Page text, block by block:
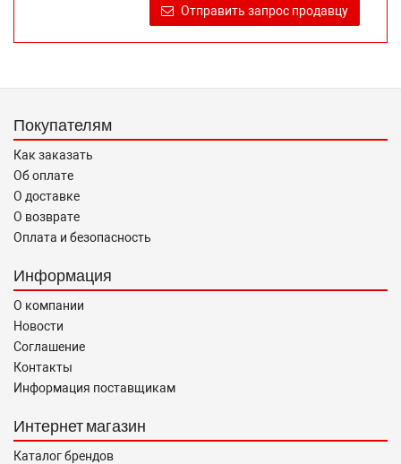
достоверную информацию о товаре, предлагаемом к
продаже, обеспечивающую возможность их правильного
Отправить запрос продавцу
Покупателям
Как заказать
Об оплате
О доставке
О возврате
Оплата и безопасность
Информация
О компании
Новости
Соглашение
Контакты
Информация поставщикам
Интернет магазин
Каталог брендов